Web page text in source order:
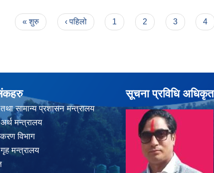
« शुरु ‹ पहिलो 1 2 3 4
सामान्य प्रशासन मन्त्रालय
मन्त्रालय
विभाग
मन्त्रालय
सूचना प्रविधि अधिकृत